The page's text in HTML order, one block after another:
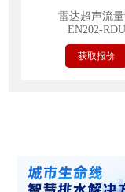
雷达超声流
EN202-RDU
获取报价